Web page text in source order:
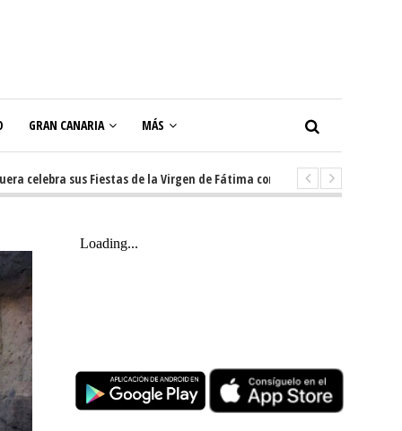
GRAN CANARIA MÁS
sus Fiestas de la Virgen de Fátima con diez días de tradición,